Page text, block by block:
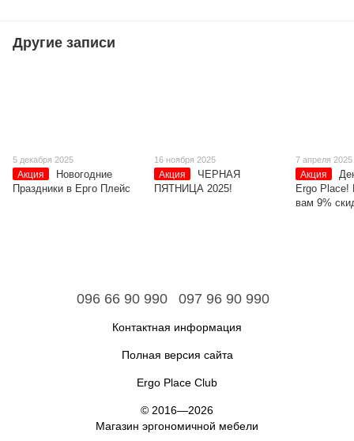
Другие записи
5 декабря 2025
Акция
Новогодние
Праздники в Ерго Плейс
16 ноября 2025
Акция
ЧЕРНАЯ
ПЯТНИЦА 2025!
7 апреля 2025
Акция
Ergo Place!
вам 9%
096 66 90 990 097 96 90 990
Контактная информация
Полная версия сайта
Ergo Place Club
© 2016—2026
Магазин эргономичной мебели